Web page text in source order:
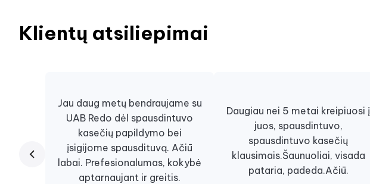
Klientų atsiliepimai
Jau daug metų bendraujame su
UAB Redo dėl spausdintuvo
kasečių papildymo bei
įsigijome spausdituvą. Ačiū
labai. Prefesionalumas, kokybė
aptarnaujant ir greitis.
Daugiau nei 5 metai kreipiuosi į
juos, spausdintuvo,
spausdintuvo kasečių
klausimais.Šaunuoliai, visada
pataria, padeda.Ačiū.